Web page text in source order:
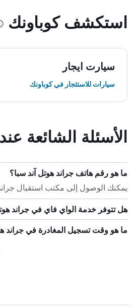
استكشف كوباونك
سيارت ايجار
سيارات للاستئجار في كوباونك
الأسئلة الشائعة
ما هو رقم هاتف جراند هوتل آند سبا؟
يمكنك الوصول إلى مكتب استقبال جراند هوتل
هل تتوفر خدمة الواي فاي في جراند
ما هو وقت تسجيل المغادرة في جراند